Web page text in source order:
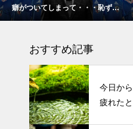
半年ぶ
「食生
テーマ
癖がついてしまって・・・恥ずか
しぃ～ (〃ﾉωﾉ)
おすすめ記事
今日か
疲れた